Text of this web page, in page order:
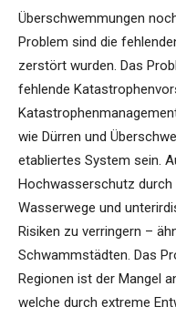
Überschwemmungen
Problem sind die
zerstört wurden. Das
fehlende
wie Dürren und
etabliertes System sein.
Hochwasserschutz
Wasserwege und
Risiken zu verringern –
Schwammstädten. Das
Regionen ist der Mangel
welche durch extreme